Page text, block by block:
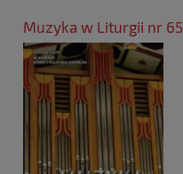
Muzyka w Liturgii nr 65